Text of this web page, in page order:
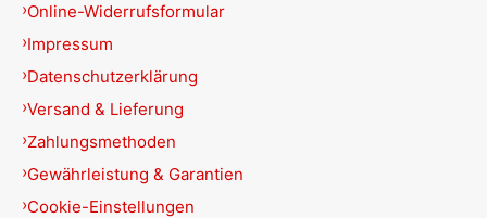
Online-Widerrufsformular
Impressum
Datenschutzerklärung
Versand & Lieferung
Zahlungsmethoden
Gewährleistung & Garantien
Cookie-Einstellungen